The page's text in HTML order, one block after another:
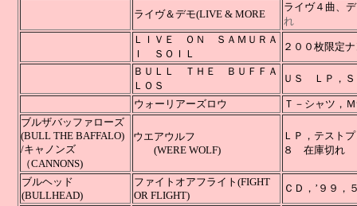
ライヴ＆デモ(LIVE & MORE
ライヴ４曲、
れ
ＬＩＶＥ ＯＮ ＳＡＭＵＲＡ
Ｉ ＳＯＩＬ
２００枚限定
ＢＵＬＬ ＴＨＥ ＢＵＦＦＡ
ＬＯＳ
ＵＳ ＬＰ
ウォーリアーズロウ
Ｔ－シャ
ブルザバッファローズ
(BULL THE BAFFALO)
/キャノンズ
（CANNONS)
ウエアウルフ
(WERE WOLF)
ＬＰ，テスト
８ 在庫切れ
ブルヘッド
(BULLHEAD)
ファイトオアフライト (FIGHT
OR FLIGHT)
ＣＤ，’